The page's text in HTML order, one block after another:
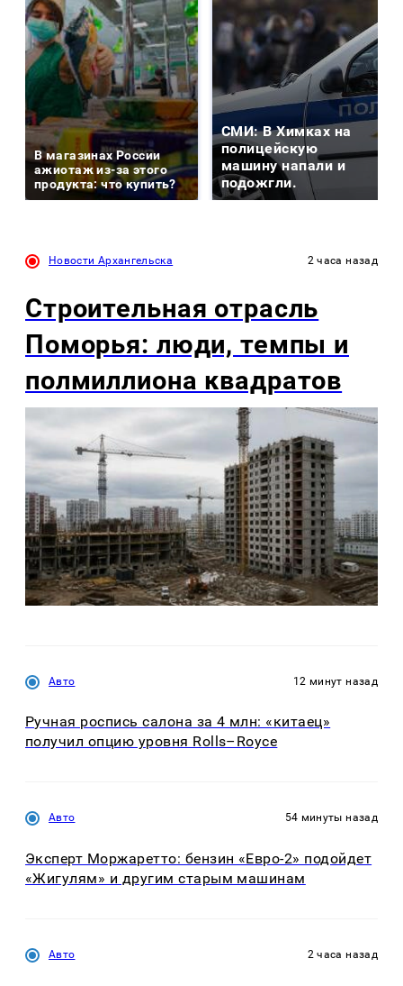
В магазинах России
ажиотаж из-за этого
продукта: что купить?
СМИ: В Химках на
полицейскую
машину напали и
подожгли.
Новости Архангельска 2 часа назад
Строительная отрасль
Поморья: люди, темпы и
полмиллиона квадратов
Авто 12 минут назад
Ручная роспись салона за 4 млн: «китаец»
получил опцию уровня Rolls–Royce
Авто 54 минуты назад
Эксперт Моржаретто: бензин «Евро-2» подойдет
«Жигулям» и другим старым машинам
Авто 2 часа назад